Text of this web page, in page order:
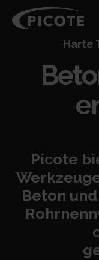
Harte
Picote
Beton